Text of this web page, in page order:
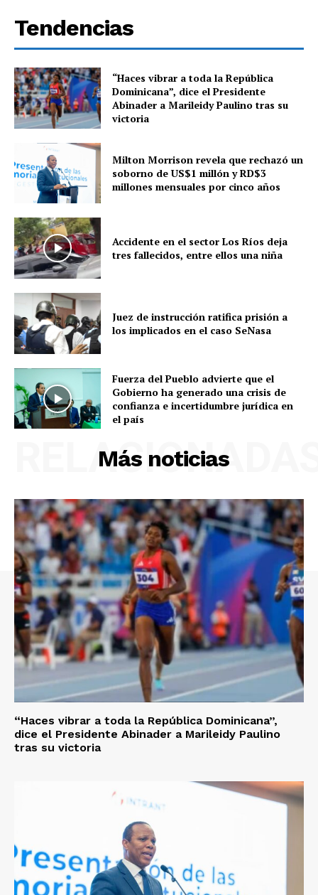
Tendencias
“Haces vibrar a toda la República
Dominicana”, dice el Presidente
Abinader a Marileidy Paulino tras su
victoria
Milton Morrison revela que rechazó un
soborno de US$1 millón y RD$3
millones mensuales por cinco años
Accidente en el sector Los Ríos deja
tres fallecidos, entre ellos una niña
Juez de instrucción ratifica prisión a
los implicados en el caso SeNasa
Fuerza del Pueblo advierte que el
Gobierno ha generado una crisis de
confianza e incertidumbre jurídica en
el país
Más noticias
“Haces vibrar a toda la República Dominicana”,
dice el Presidente Abinader a Marileidy Paulino
tras su victoria